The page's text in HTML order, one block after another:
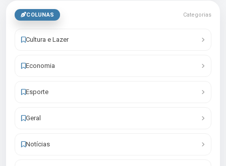
COLUNAS Categorias
Cultura e Lazer
Economia
Esporte
Geral
Notícias